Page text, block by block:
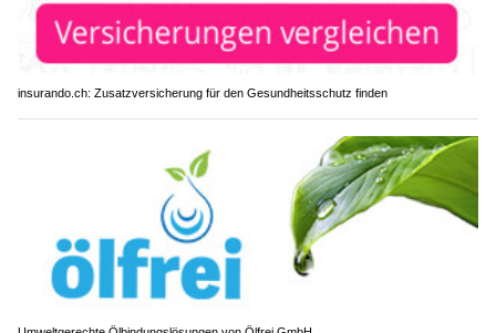
insurando.ch: Zusatzversicherung für den Gesundheitsschutz finden